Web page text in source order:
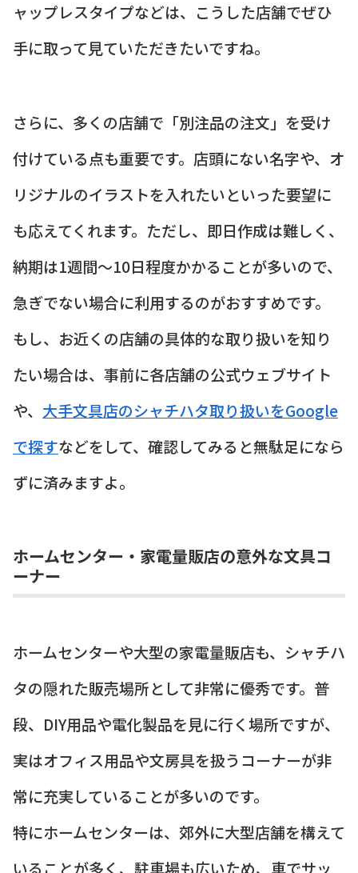
ャップレスタイプなどは、こうした店舗でぜひ
手に取って見ていただきたいですね。
さらに、多くの店舗で「別注品の注文」を受け
付けている点も重要です。店頭にない名字や、オ
リジナルのイラストを入れたいといった要望に
も応えてくれます。ただし、即日作成は難しく、
納期は1週間〜10日程度かかることが多いので、
急ぎでない場合に利用するのがおすすめです。
もし、お近くの店舗の具体的な取り扱いを知り
たい場合は、事前に各店舗の公式ウェブサイト
や、 大手文具店のシャチハタ取り扱いをGoogle
で探すなどをして、確認してみると無駄足になら
ずに済みますよ。
ホームセンター・家電量販店の意外な文具コ
ーナー
ホームセンターや大型の家電量販店も、シャチハ
タの隠れた販売場所として非常に優秀です。普
段、DIY用品や電化製品を見に行く場所ですが、
実はオフィス用品や文房具を扱うコーナーが非
常に充実していることが多いのです。
特にホームセンターは、郊外に大型店舗を構えて
いることが多く、駐車場も広いため、車でサッ